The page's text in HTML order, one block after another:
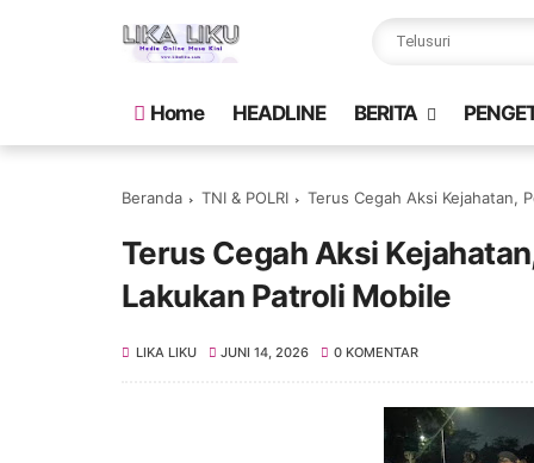
Home HEADLINE BERITA
Beranda TNI & POLRI Terus Cegah Aksi Kejahatan,
Terus Cegah Aksi
Lakukan Patroli Mobile
LIKA LIKU JUNI 14, 2026 0 KOMENTAR